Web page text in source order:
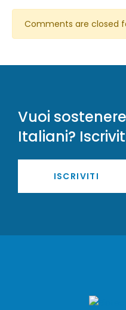
Comments are closed
Vuoi
Italiani?
ISCRIVITI